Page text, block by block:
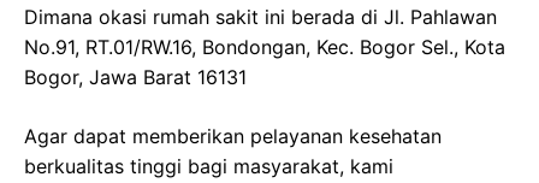
Dimana okasi rumah sakit ini berada di Jl. Pahlawan
No.91, RT.01/RW.16, Bondongan, Kec. Bogor Sel., Kota
Bogor, Jawa Barat 16131
Agar dapat memberikan pelayanan kesehatan
berkualitas tinggi bagi masyarakat, kami